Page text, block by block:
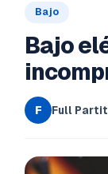
Bajo
Bajo
F Full